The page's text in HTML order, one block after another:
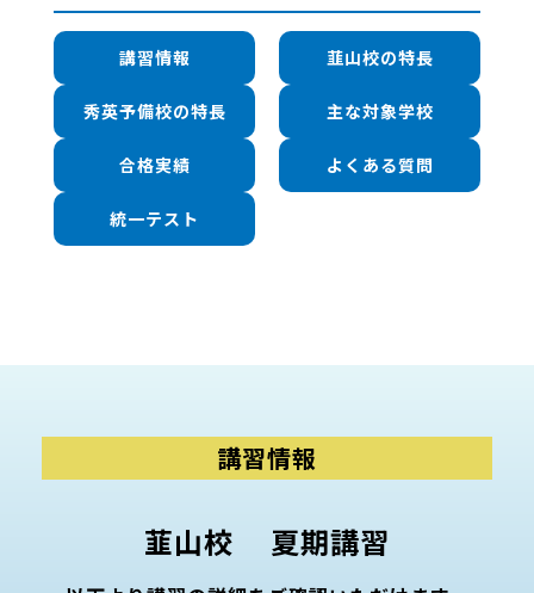
講習情報 韮山校の特長
秀英予備校の特長 主な対象学校
合格実績 よくある質問
統一テスト
講習情報
韮山校 夏期講習